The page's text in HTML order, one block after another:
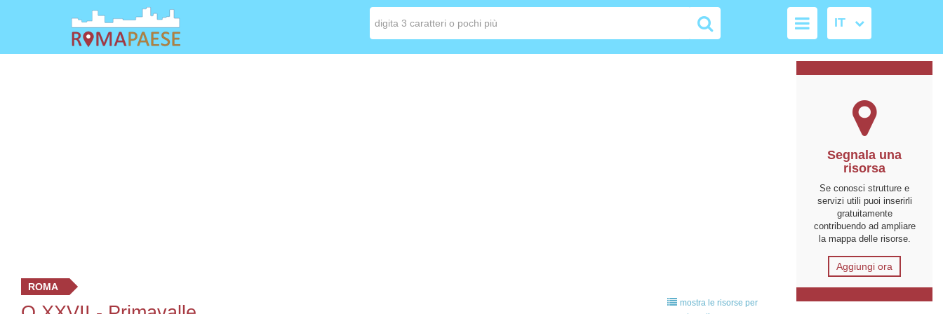
ROMA
mostra le risorse per
Segnala una
risorsa
Se conosci strutture e
servizi utili puoi inserirli
gratuitamente
contribuendo ad ampliare
la mappa delle risorse.
Aggiungi ora